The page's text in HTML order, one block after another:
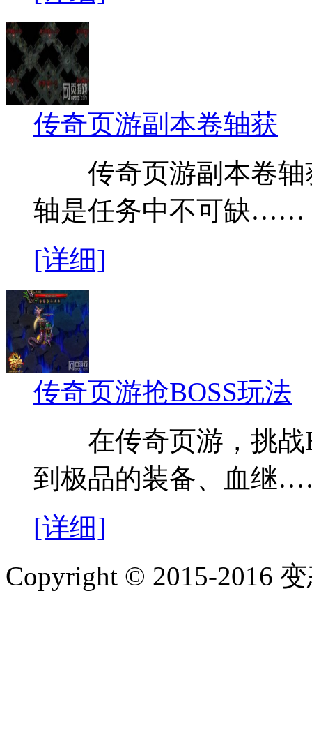
传奇页游副本卷轴获
传奇页游副本卷轴
轴是任务中不可缺……
[详细]
传奇页游抢BOSS玩法
在传奇页游，挑战
到极品的装备、血继
[详细]
Copyright © 2015-2016